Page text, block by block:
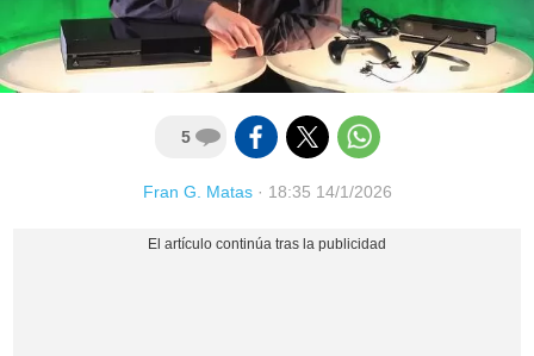
5
Fran G. Matas· 18:35 14/1/2026